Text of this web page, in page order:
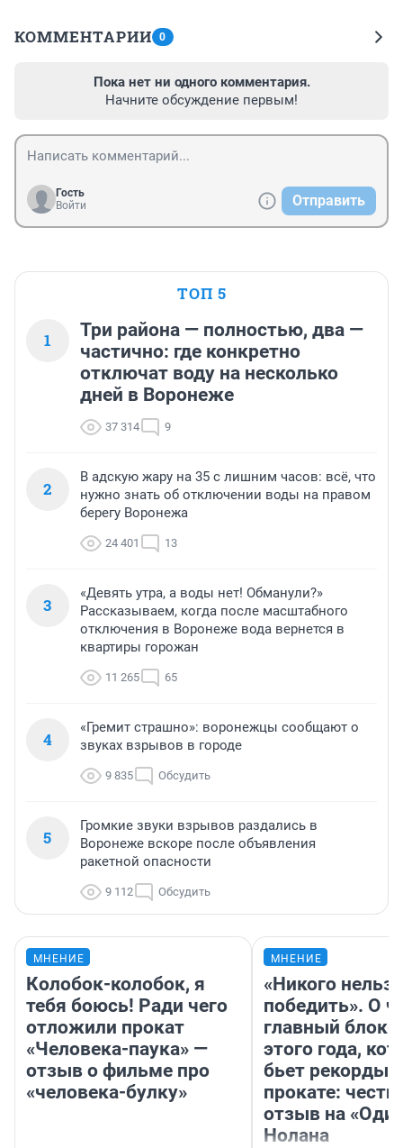
КОММЕНТАРИИ 0
Пока нет ни одного комментария.
Начните обсуждение первым!
Гость
Войти
Отправить
ТОП 5
1
Три района — полностью, два —
частично: где конкретно
отключат воду на несколько
дней в Воронеже
37 314 9
2
В адскую жару на 35 с лишним часов: всё, что
нужно знать об отключении воды на правом
берегу Воронежа
24 401 13
3
«Девять утра, а воды нет! Обманули?»
Рассказываем, когда после масштабного
отключения в Воронеже вода вернется в
квартиры горожан
11 265 65
4
«Гремит страшно»: воронежцы сообщают о
звуках взрывов в городе
9 835 Обсудить
5
Громкие звуки взрывов раздались в
Воронеже вскоре после объявления
ракетной опасности
9 112 Обсудить
МНЕНИЕ
Колобок-колобок, я
тебя боюсь! Ради чего
отложили прокат
«Человека-паука» —
отзыв о фильме про
«человека-булку»
МНЕНИЕ
«Никого нельзя
победить». О
главный
этого года,
бьет рекорды в
прокате:
отзыв на
Нолана